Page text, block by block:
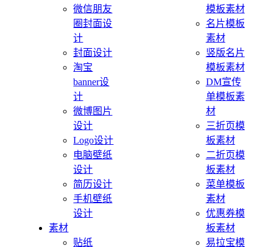
微信朋友
圈封面设
计
封面设计
淘宝
banner设
计
微博图片
设计
Logo设计
电脑壁纸
设计
简历设计
手机壁纸
设计
素材
贴纸
模板素材
名片模板
素材
竖版名片
模板素材
DM宣传
单模板素
材
三折页模
板素材
二折页模
板素材
菜单模板
素材
优惠券模
板素材
易拉宝模